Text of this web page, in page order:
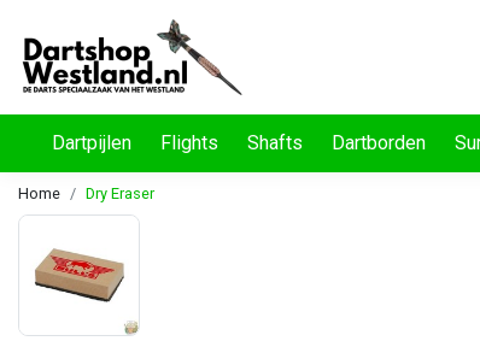
Dartpijlen Flights Shafts Dartborden
Home Dry Eraser